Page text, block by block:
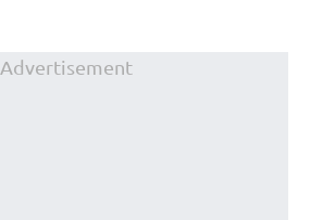
Advertisement